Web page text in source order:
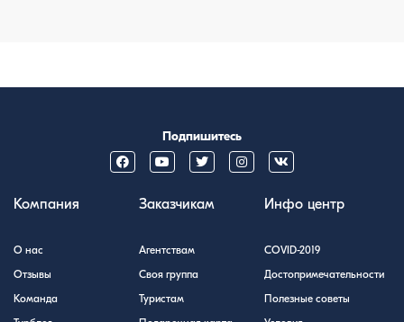
Подпишитесь
Компания
О нас
Отзывы
Команда
Заказчикам
Агентствам
Своя группа
Туристам
Инфо центр
COVID-2019
Достопримечательности
Полезные советы